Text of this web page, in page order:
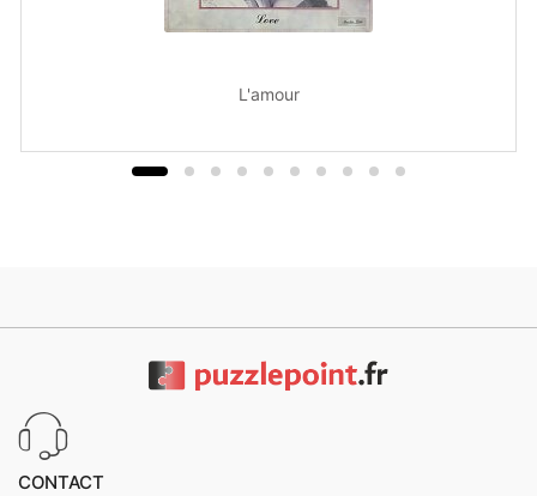
L'amour
CONTACT